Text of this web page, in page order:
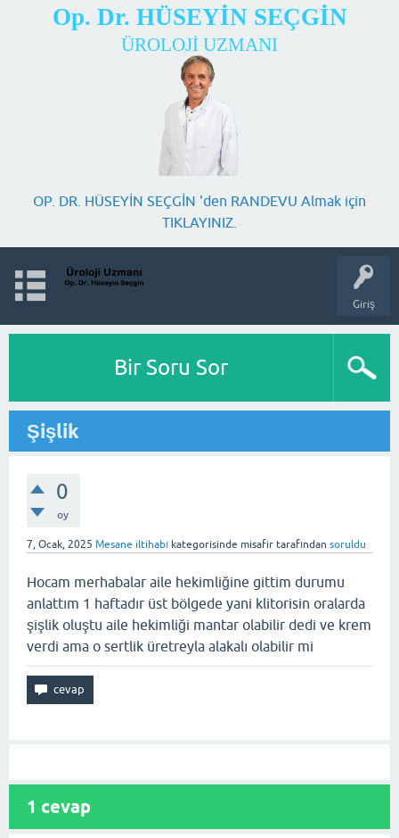
Op. Dr. HÜSEYİN SEÇGİN
ÜROLOJİ UZMANI
OP. DR. HÜSEYİN SEÇGİN 'den RANDEVU Almak için
TIKLAYINIZ.
Giriş
Bir Soru Sor
Şişlik
0
oy
7, Ocak, 2025 Mesane iltihabı kategorisinde misafir tarafından soruldu
Hocam merhabalar aile hekimliğine gittim durumu
anlattım 1 haftadır üst bölgede yani klitorisin oralarda
şişlik oluştu aile hekimliği mantar olabilir dedi ve krem
verdi ama o sertlik üretreyla alakalı olabilir mi
1 cevap